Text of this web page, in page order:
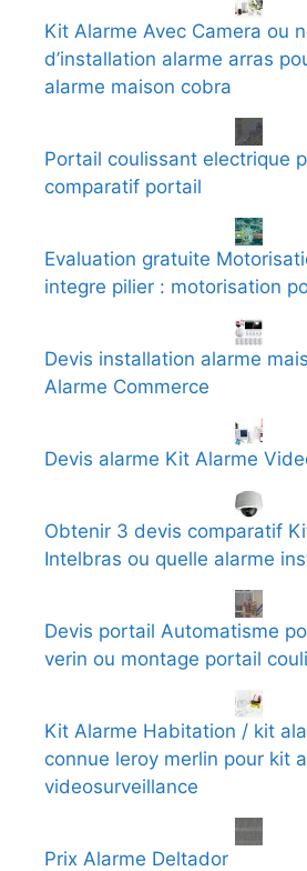
Kit Alarme Avec Camera ou
d’installation alarme arras
alarme maison cobra
Portail coulissant electrique
comparatif portail
Evaluation gratuite
integre pilier : motorisation
Devis installation alarme
Alarme Commerce
Devis alarme Kit Alarme
Obtenir 3 devis comparatif
Intelbras ou quelle alarme
Devis portail Automatisme
verin ou montage portail
Kit Alarme Habitation / kit
connue leroy merlin pour kit
videosurveillance
Prix Alarme Deltador